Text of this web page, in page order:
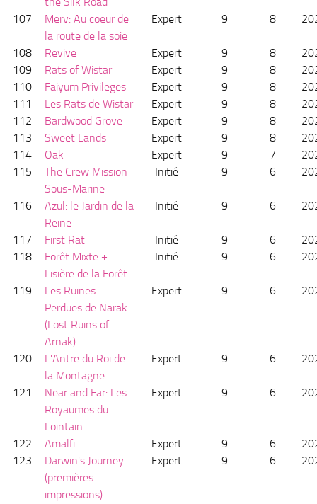
107
Merv: Au coeur de
la route de la soie
Expert 9 8
108 Revive Expert 9 8
109
Rats of Wistar Expert 9 8
110
Faiyum Privileges Expert 9 8
111
Les Rats de Wistar Expert 9 8
112
Bardwood Grove Expert 9 8
113
Sweet Lands Expert 9 8
114
Oak Expert 9 7
115
The Crew Mission
Sous-Marine
Initié 9 6
116
Azul: le Jardin de la
Reine
Initié 9 6
117 First Rat Initié 9 6
118
Forêt Mixte +
Lisière de la Forêt
Initié 9 6
119
Les Ruines
Perdues de Narak
(Lost Ruins of
Arnak)
Expert 9 6
120
L'Antre du Roi de
la Montagne
Expert 9 6
121
Near and Far: Les
Royaumes du
Lointain
Expert 9 6
122 Amalfi Expert 9 6
123
Darwin's Journey
(premières
impressions)
Expert 9 6